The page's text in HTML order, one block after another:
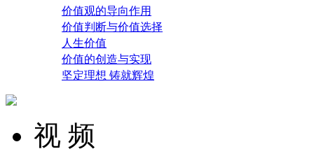
价值观的导向作用
价值判断与价值选择
人生价值
价值的创造与实现
坚定理想 铸就辉煌
视 频